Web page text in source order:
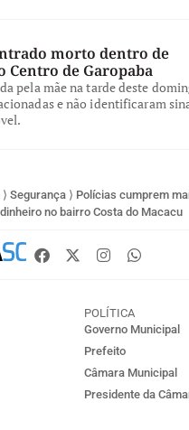
morto dentro de
Centro de Garopaba
pela mãe na tarde deste
e não identificaram
⟩ Segurança ⟩ Polícias cumprem
no bairro Costa do Macacu
POLÍTICA
Governo Municipal
Prefeito
Câmara Municipal
Presidente da